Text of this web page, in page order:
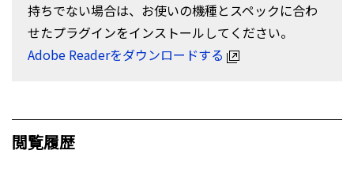
持ちでない場合は、お使いの機種とスペックに合わ
せたプラグインをインストールしてください。
Adobe Readerをダウンロードする
閲覧履歴